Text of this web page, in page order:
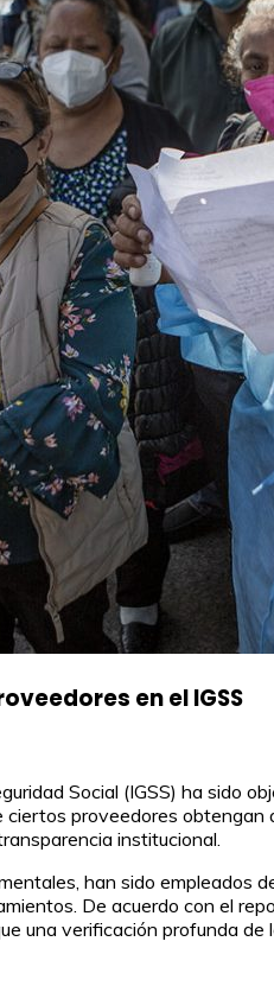
en el IGSS
Social (IGSS) ha sido
proveedores
institucional.
han sido empleados
De acuerdo con el
una verificación profunda de